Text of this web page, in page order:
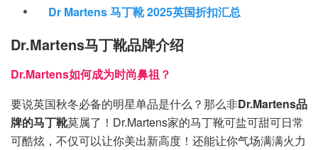
Dr Martens 马丁靴 2025英国折扣汇总
Dr.Martens马丁靴品牌介绍
Dr.Martens如何成为时尚鼻祖？
要说英国秋冬必备的明星单品是什么？那么非Dr.Martens品
牌的马丁靴莫属了！Dr.Martens家的马丁靴可盐可甜可日常
可酷炫，不仅可以让你美出新高度！还能让你气场满满火力